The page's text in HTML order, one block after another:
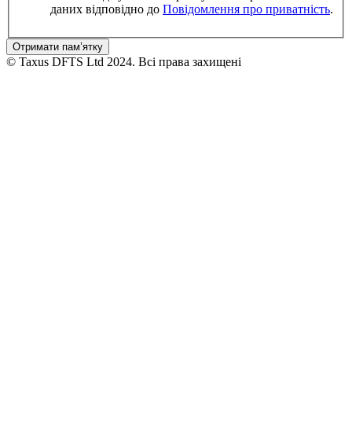
даних відповідно до Повідомлення про приватність.
Отримати пам’ятку
© Taxus DFTS Ltd 2024. Всі права захищені